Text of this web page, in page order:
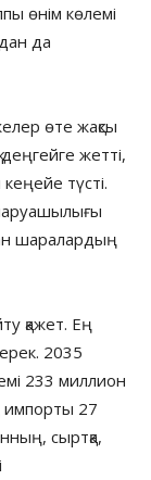
өнім көлемі
да
өте жақсы
жетті,
түсті.
шаралардың
қажет. Ең
2035
233 миллион
импорты 27
сыртқа,